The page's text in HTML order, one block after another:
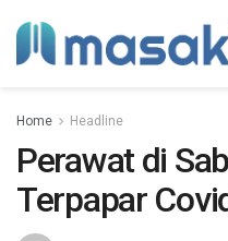
Home Headline
Perawat di
Terpapar